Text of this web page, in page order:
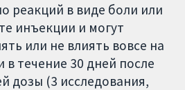
реакций в виде боли или
инъекции и могут
или не влиять вовсе на
течение 30 дней после
дозы (3 исследования,